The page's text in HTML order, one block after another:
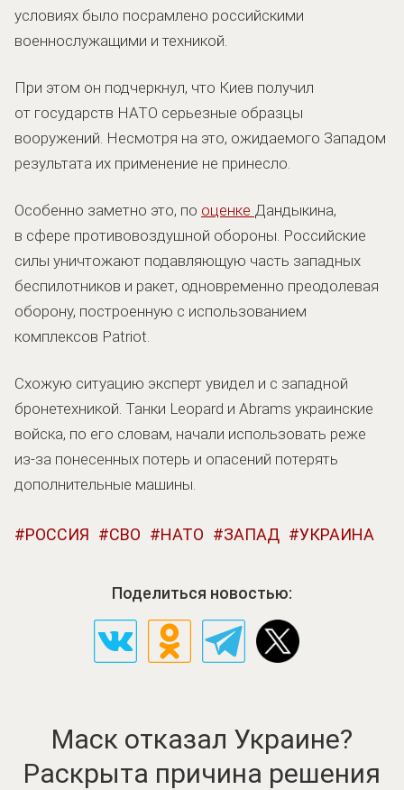
условиях было посрамлено российскими
военнослужащими и техникой.
При этом он подчеркнул, что Киев получил
от государств НАТО серьезные образцы
вооружений. Несмотря на это, ожидаемого Западом
результата их применение не принесло.
Особенно заметно это, по оценке Дандыкина,
в сфере противовоздушной обороны. Российские
силы уничтожают подавляющую часть западных
беспилотников и ракет, одновременно преодолевая
оборону, построенную с использованием
комплексов Patriot.
Схожую ситуацию эксперт увидел и с западной
бронетехникой. Танки Leopard и Abrams украинские
войска, по его словам, начали использовать реже
из-за понесенных потерь и опасений потерять
дополнительные машины.
РОССИЯ СВО НАТО ЗАПАД УКРАИНА
Поделиться новостью:
Маск отказал Украине?
Раскрыта причина решения